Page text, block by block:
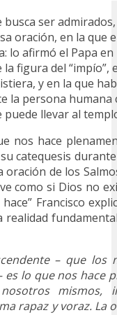
busca ser
oración, en la que
lo afirmó el Papa
figura del “impío”,
y en la que
la persona humana
llevar al
nos hace
catequesis
de los
como si Dios no
Francisco
– que los
es lo que nos hace
mismos,
rapaz y voraz. La